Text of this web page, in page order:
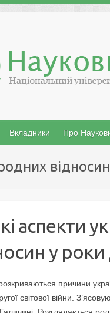
Вкладники Про
відносин
аспекти
у роки
причини
світової війни.